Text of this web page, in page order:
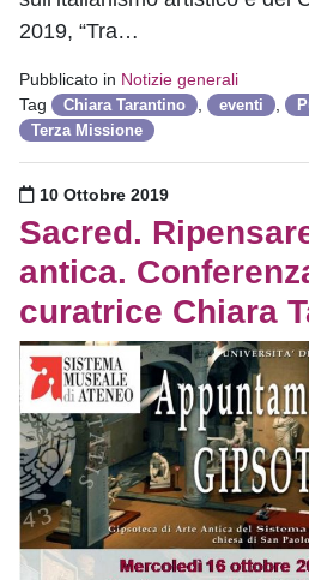
2019, “Tra…
Pubblicato in Notizie generali
Tag
Chiara Tarantino eventi
Terza Missione
Pubblicato il
10 Ottobre 2019
Sacred.
antica.
curatrice Chiara